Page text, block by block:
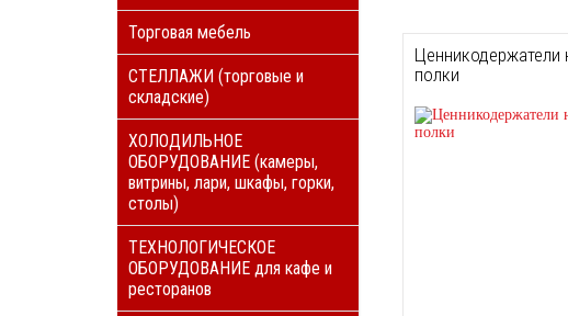
Торговая мебель
СТЕЛЛАЖИ (торговые и
складские)
ХОЛОДИЛЬНОЕ
ОБОРУДОВАНИЕ (камеры,
витрины, лари, шкафы, горки,
столы)
ТЕХНОЛОГИЧЕСКОЕ
ОБОРУДОВАНИЕ для кафе и
ресторанов
Ценникодержатели
полки